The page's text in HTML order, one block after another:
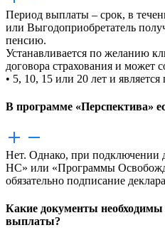
Период выплаты – срок, в
или Выгодоприобретатель
пенсию.
Устанавливается по желанию
договора страхования и может
• 5, 10, 15 или 20 лет и
В программе «Перспектива»
Нет. Однако, при подключении
НС» или «Программы
обязательно подписание
Какие документы необходимы
выплаты?